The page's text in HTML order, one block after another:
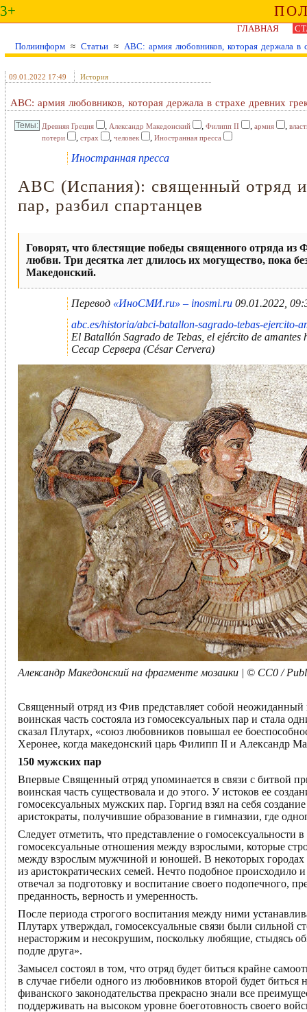
3+
ГЛАВНАЯ
Полиинформ ≈ Статьи ≈ ABC: армия любовников, которая держала в
09.01.2022 17:49 История
ABC: армия любовников, которая держала в страхе древних
Древняя Греция , Александр Македонский , Филипп II , армия ,
потери
, страх , человек , Иностранная пресса
Иностранная пресса
ABC (Испания): священный отряд
пар, разбил спартанцев
Говорят, что блестящие победы священного отряда
любви. Три десятка лет длилось их могущество, пока
Македонский.
Перевод «ИноСМИ.ru» – inosmi.ru 09.01.2022,
abc.es/historia/abci-batallon-sagrado-tebas-ejercito-
El Batallón Sagrado de Tebas, el ejército de
Сесар Сервера (César Cervera)
Александр Македонский на фрагменте мозаики | © CC0 /
Священный отряд из Фив представляет собой
воинская часть состояла из гомосексуальных пар и стала
сказал Плутарх, «союз любовников повышал ее
Херонее, когда македонский царь Филипп II и Александр
150 мужских пар
Впервые Священный отряд упоминается в связи с битвой
воинская часть существовала и до этого. У истоков ее
гомосексуальных мужских пар. Горгид взял на себя
аристократы, получившие образование в гимназии, где
Следует отметить, что представление о
гомосексуальные отношения между взрослыми, которые
между взрослым мужчиной и юношей. В некоторых городах
из аристократических семей. Нечто подобное
отвечал за подготовку и воспитание своего подопечного,
преданность, верность и умеренность.
После периода строгого воспитания между ними
Плутарх утверждал, гомосексуальные связи были сильной
нерасторжим и несокрушим, поскольку любящие, стыдясь
подле друга».
Замысел состоял в том, что отряд будет биться крайне
в случае гибели одного из любовников второй будет
фиванского законодательства прекрасно знали все
поддерживать на высоком уровне боеготовность своего